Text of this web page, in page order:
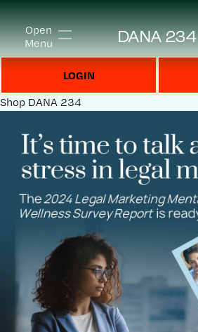
Open
Menu
DANA 234
LOGIN
Shop DANA 234